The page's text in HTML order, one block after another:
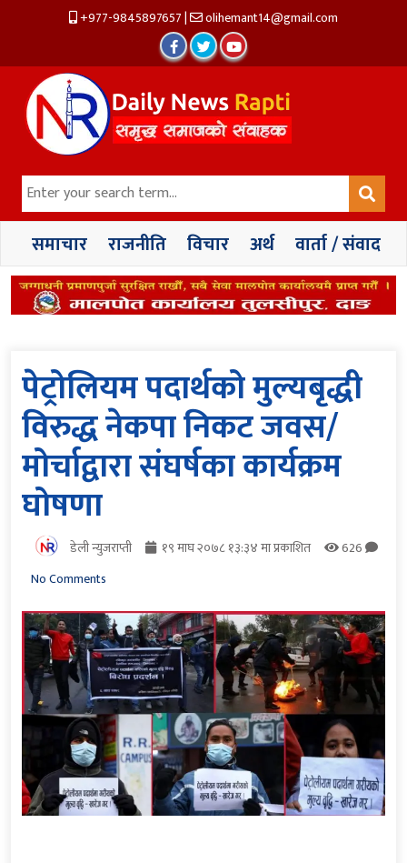
+977-9845897657| olihemant14@gmail.com
समाचार राजनीति विचार अर्थ वार्ता / संवाद
पेट्रोलियम पदार्थको मुल्यबृद्धी
विरुद्ध नेकपा निकट जवस/
मोर्चाद्वारा संघर्षका कार्यक्रम
घोषणा
डेली न्युजराप्ती १९ माघ २०७८ १३:३४ मा प्रकाशित
626
No Comments